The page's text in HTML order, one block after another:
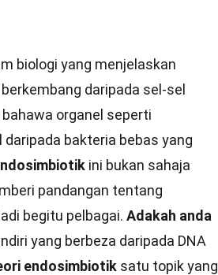
biologi yang menjelaskan
daripada sel-sel
organel seperti
bakteria bebas yang
ini bukan sahaja
pandangan tentang
begitu pelbagai. Adakah anda
yang berbeza daripada DNA
endosimbiotik satu topik yang